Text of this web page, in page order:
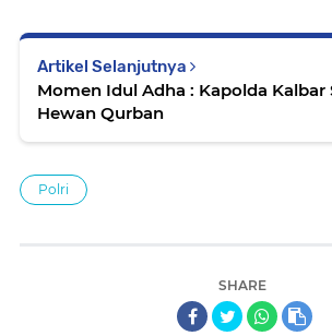
Artikel Selanjutnya
Momen Idul Adha : Kapolda Kalbar
Hewan Qurban
Polri
SHARE